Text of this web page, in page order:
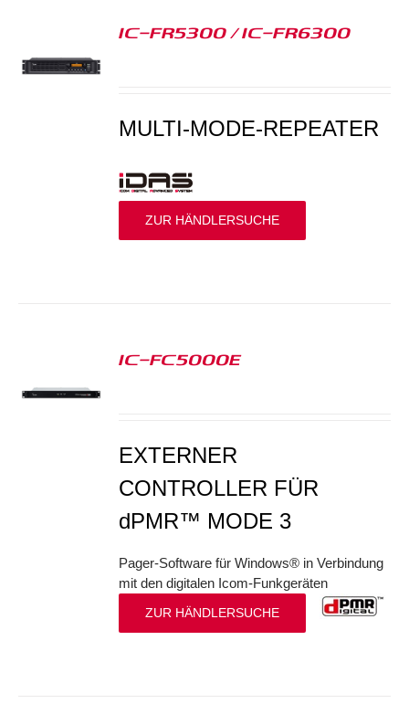
IC-FR5300 / IC-FR6300
MULTI-MODE-REPEATER
ZUR HÄNDLERSUCHE
IC-FC5000E
EXTERNER
CONTROLLER FÜR
dPMR™ MODE 3
Pager-Software für Windows® in Verbindung
mit den digitalen Icom-Funkgeräten
ZUR HÄNDLERSUCHE